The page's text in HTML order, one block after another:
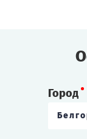
Город